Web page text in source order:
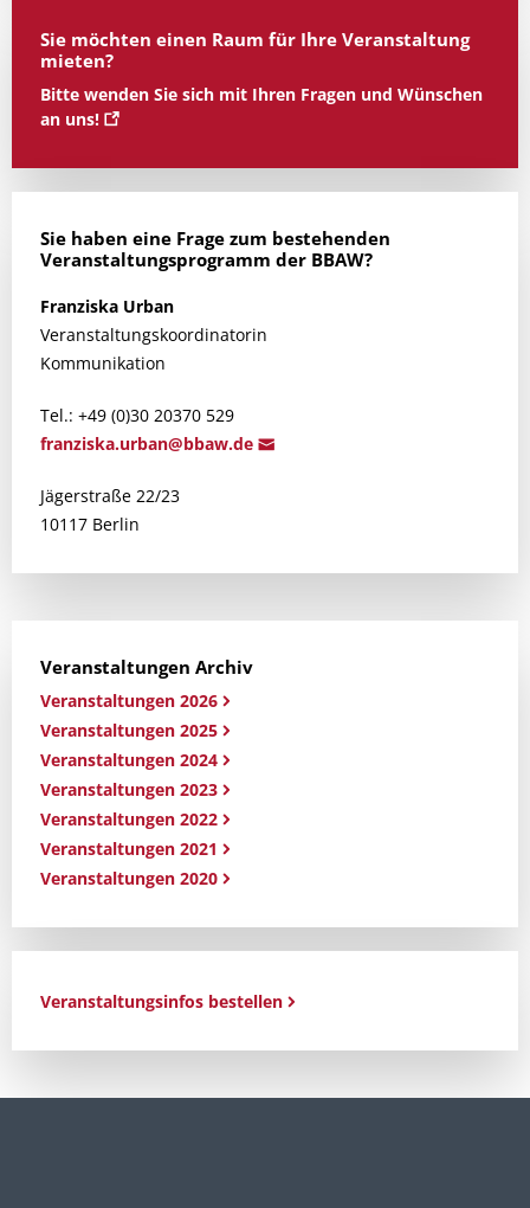
Sie möchten einen Raum für Ihre Veranstaltung
mieten?
Bitte wenden Sie sich mit Ihren Fragen und Wünschen
an uns!
Sie haben eine Frage zum bestehenden
Veranstaltungsprogramm der BBAW?
Franziska Urban
Veranstaltungskoordinatorin
Kommunikation
Tel.: +49 (0)30 20370 529
franziska.urban@bbaw.de
Jägerstraße 22/23
10117 Berlin
Veranstaltungen Archiv
Veranstaltungen 2026
Veranstaltungen 2025
Veranstaltungen 2024
Veranstaltungen 2023
Veranstaltungen 2022
Veranstaltungen 2021
Veranstaltungen 2020
Veranstaltungsinfos bestellen